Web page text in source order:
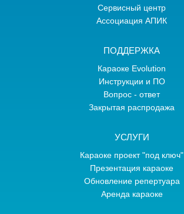
Сервисный центр
Ассоциация АПИК
ПОДДЕРЖКА
Караоке Evolution
Инструкции и ПО
Вопрос - ответ
Закрытая распродажа
УСЛУГИ
Караоке проект "под ключ"
Презентация караоке
Обновление репертуара
Аренда караоке